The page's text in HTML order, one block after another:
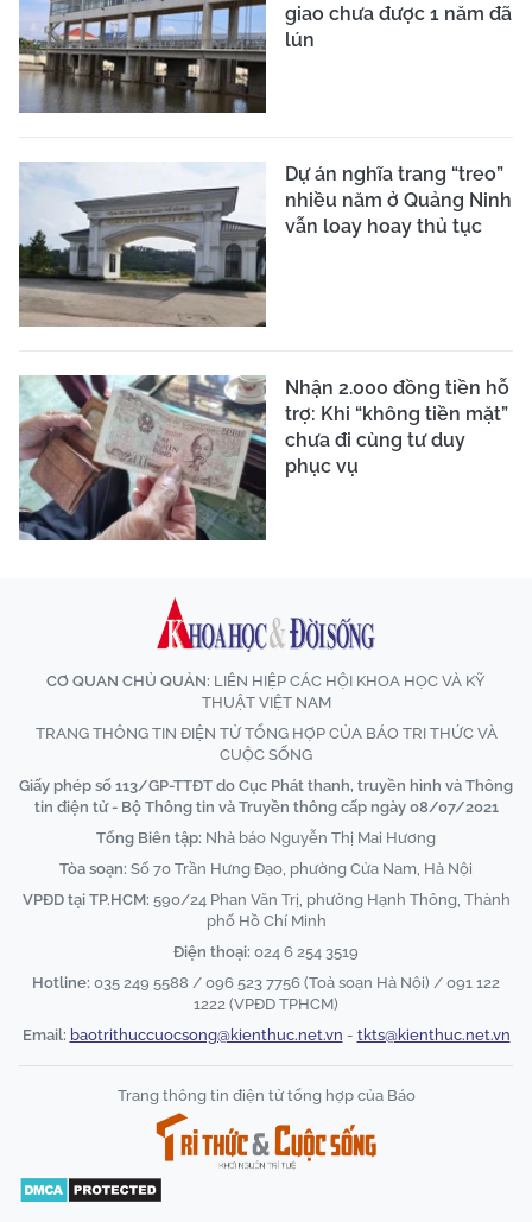
giao chưa được 1 năm đã
lún
Dự án nghĩa trang “treo”
nhiều năm ở Quảng Ninh
vẫn loay hoay thủ tục
Nhận 2.000 đồng tiền hỗ
trợ: Khi “không tiền mặt”
chưa đi cùng tư duy
phục vụ
CƠ QUAN CHỦ QUẢN: LIÊN HIỆP CÁC HỘI KHOA HỌC VÀ KỸ
THUẬT VIỆT NAM
TRANG THÔNG TIN ĐIỆN TỬ TỔNG HỢP CỦA BÁO TRI THỨC VÀ
CUỘC SỐNG
Giấy phép số 113/GP-TTĐT do Cục Phát thanh, truyền hình và Thông
tin điện tử - Bộ Thông tin và Truyền thông cấp ngày 08/07/2021
Tổng Biên tập: Nhà báo Nguyễn Thị Mai Hương
Tòa soạn: Số 70 Trần Hưng Đạo, phường Cửa Nam, Hà Nội
VPĐD tại TP.HCM: 590/24 Phan Văn Trị, phường Hạnh Thông, Thành
phố Hồ Chí Minh
Điện thoại: 024 6 254 3519
Hotline: 035 249 5588 / 096 523 7756 (Toà soạn Hà Nội) / 091 122
1222 (VPĐD TPHCM)
Email: baotrithuccuocsong@kienthuc.net.vn - tkts@kienthuc.net.vn
Trang thông tin điện tử tổng hợp của Báo